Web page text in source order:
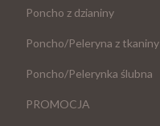
Poncho z dzianiny
Poncho/Peleryna z tkaniny
Poncho/Pelerynka ślubna
PROMOCJA